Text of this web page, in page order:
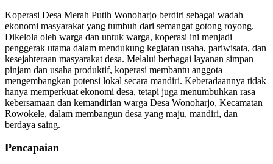
Koperasi Desa Merah Putih Wonoharjo berdiri sebagai wadah
ekonomi masyarakat yang tumbuh dari semangat gotong royong.
Dikelola oleh warga dan untuk warga, koperasi ini menjadi
penggerak utama dalam mendukung kegiatan usaha, pariwisata, dan
kesejahteraan masyarakat desa. Melalui berbagai layanan simpan
pinjam dan usaha produktif, koperasi membantu anggota
mengembangkan potensi lokal secara mandiri. Keberadaannya tidak
hanya memperkuat ekonomi desa, tetapi juga menumbuhkan rasa
kebersamaan dan kemandirian warga Desa Wonoharjo, Kecamatan
Rowokele, dalam membangun desa yang maju, mandiri, dan
berdaya saing.
Pencapaian